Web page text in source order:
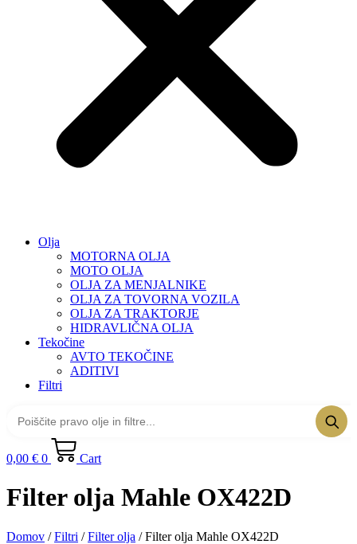
Olja
MOTORNA OLJA
MOTO OLJA
OLJA ZA MENJALNIKE
OLJA ZA TOVORNA VOZILA
OLJA ZA TRAKTORJE
HIDRAVLIČNA OLJA
Tekočine
AVTO TEKOČINE
ADITIVI
Filtri
0,00 € 0 Cart
Filter olja Mahle OX422D
Domov /Filtri /Filter olja / Filter olja Mahle OX422D